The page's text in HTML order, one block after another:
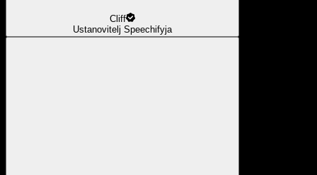
Cliff
Ustanovitelj Speechifyja